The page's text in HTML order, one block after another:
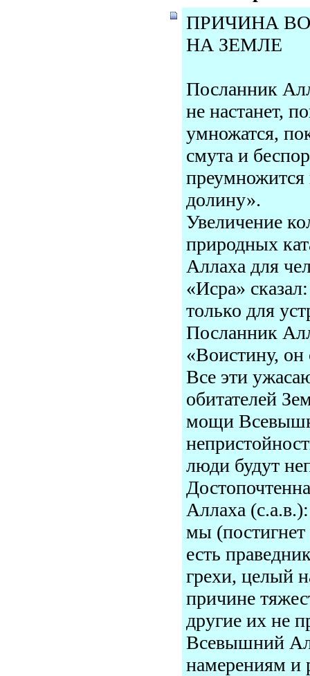
ПРИЧИНА
НА ЗЕМЛЕ
Посланник
не настанет,
умножатся,
смута и
преумножится
долину».
Увеличение
природных
Аллаха для
«Исра»
только для
Посланник
«Воистину, он
Все эти
обитателей
мощи
люди будут
Аллаха
мы (постигнет
есть
грехи, целый
причине
другие их не
Всевышний
намерениям и